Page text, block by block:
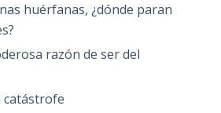
huérfanas, ¿dónde paran
razón de ser del
catástrofe